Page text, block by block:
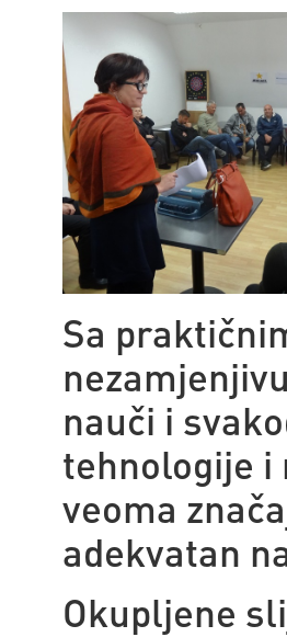
Sa
nauči i
tehnologije i
veoma
adekvatan
Okupljene